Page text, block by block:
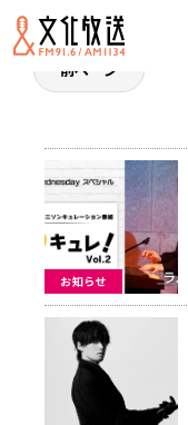
前ページ
お知らせ